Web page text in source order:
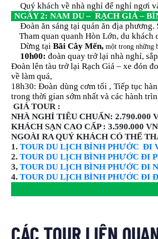
Quý khách về nhà nghỉ để nghỉ ngơi
NGÀY 2: NAM DU – RẠCH GIÁ –
Đoàn ăn sáng tại quán ăn địa
Tham quan quanh Hòn Lớn, du khách
Dừng tại Bãi Cây Mến, một trong những
10h00: đoàn quay trở lại nhà nghỉ,
Đoàn lên tàu trở lại Rạch Giá – xe đón
về làm quá,
18h30: Đoàn dùng cơm tối , Tiếp tục
trong thời gian sớm nhất và các hành
GIÁ TOUR :
NHÀ NGHỈ TIÊU CHUẨN: 2.790.000
KHÁCH SẠN CAO CẤP : 3.590.000
NGOÀI RA QUÝ KHÁCH CÓ THỂ
1. TOUR DU LỊCH BÌNH PHƯỚC ĐI
2. TOUR DU LỊCH BÌNH PHƯỚC ĐI
3, TOUR DU LỊCH BÌNH PHƯỚC ĐI
4. TOUR DU LỊCH BÌNH PHƯỚC ĐI
CÁC TOUR LIÊN